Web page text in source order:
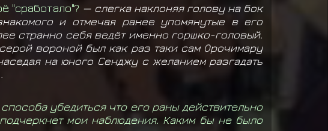
"сработало"? — слегка наклоняя голову на бок
и отмечая ранее упомянутые в его
странно себя ведёт именно горшко-головый.
вороной был как раз таки сам Орочимару
на юного Сенджу с желанием разгадать
убедиться что его раны действительно
мои наблюдения. Каким бы не было